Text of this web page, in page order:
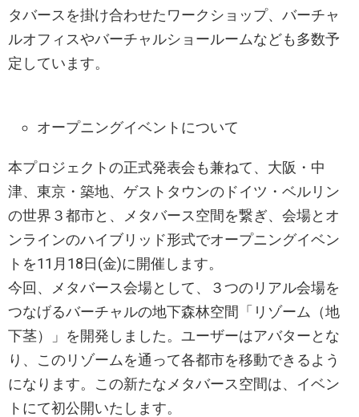
タバースを掛け合わせたワークショップ、バーチャ
ルオフィスやバーチャルショールームなども多数予
定しています。
オープニングイベントについて
本プロジェクトの正式発表会も兼ねて、大阪・中
津、東京・築地、ゲストタウンのドイツ・ベルリン
の世界３都市と、メタバース空間を繋ぎ、会場とオ
ンラインのハイブリッド形式でオープニングイベン
トを11月18日(金)に開催します。
今回、メタバース会場として、３つのリアル会場を
つなげるバーチャルの地下森林空間「リゾーム（地
下茎）」を開発しました。ユーザーはアバターとな
り、このリゾームを通って各都市を移動できるよう
になります。この新たなメタバース空間は、イベン
トにて初公開いたします。